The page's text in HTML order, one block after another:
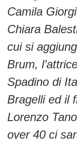
Camila
Chiara
cui si
Brum,
Spadino di
Bragelli ed il
Lorenzo
over 40 ci